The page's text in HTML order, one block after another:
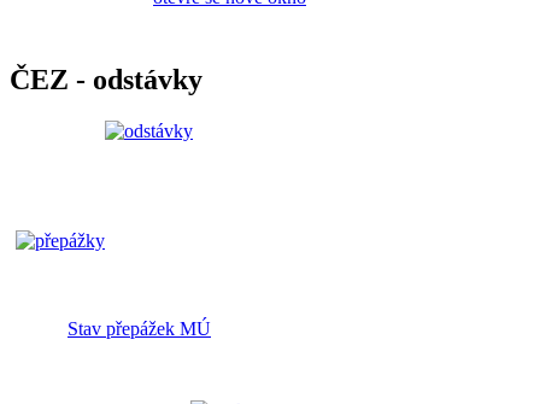
ČEZ - odstávky
Stav přepážek MÚ